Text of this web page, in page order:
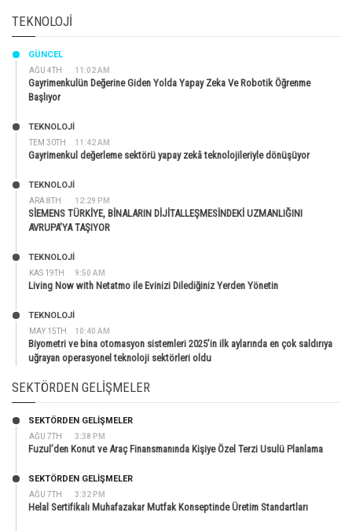
TEKNOLOJI
AĞU 4TH 11:02 AM
GÜNCEL
Gayrimenkulün Değerine Giden Yolda Yapay Zeka Ve Robotik Öğrenme
Başlıyor
TEM 30TH 11:42 AM
TEKNOLOJİ
Gayrimenkul değerleme sektörü yapay zekâ teknolojileriyle dönüşüyor
ARA 8TH 12:29 PM
TEKNOLOJİ
SİEMENS TÜRKİYE, BİNALARIN DİJİTALLEŞMESİNDEKİ UZMANLIĞINI
AVRUPA’YA TAŞIYOR
KAS 19TH 9:50 AM
TEKNOLOJİ
Living Now with Netatmo ile Evinizi Dilediğiniz Yerden Yönetin
MAY 15TH 10:40 AM
TEKNOLOJİ
Biyometri ve bina otomasyon sistemleri 2025’in ilk aylarında en çok saldırıya
uğrayan operasyonel teknoloji sektörleri oldu
SEKTÖRDEN GELIŞMELER
AĞU 7TH 3:38 PM
SEKTÖRDEN GELIŞMELER
Fuzul’den Konut ve Araç Finansmanında Kişiye Özel Terzi Usulü Planlama
AĞU 7TH 3:32 PM
SEKTÖRDEN GELIŞMELER
Helal Sertifikalı Muhafazakar Mutfak Konseptinde Üretim Standartları